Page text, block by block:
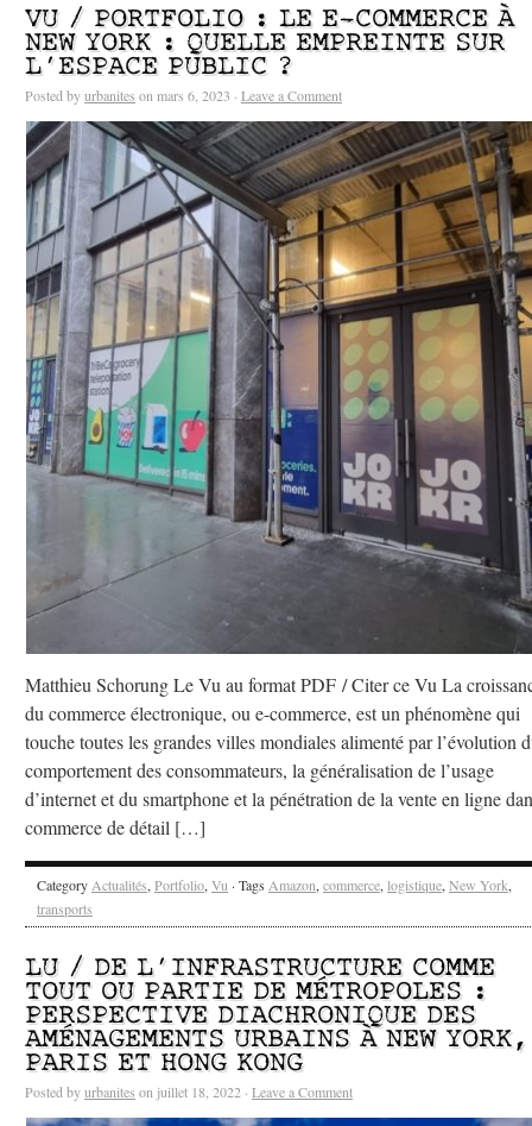
VU / PORTFOLIO : LE E-COMMERCE À
NEW YORK : QUELLE EMPREINTE SUR
L’ESPACE PUBLIC ?
Posted byurbanites on mars 6, 2023 · Leave a Comment
Matthieu Schorung Le Vu au format PDF / Citer ce Vu La
du commerce électronique, ou e-commerce, est un phénomène qui
touche toutes les grandes villes mondiales alimenté par l’évolution
comportement des consommateurs, la généralisation de l’usage
d’internet et du smartphone et la pénétration de la vente en ligne
commerce de détail […]
Category Actualités, Portfolio, Vu · Tags Amazon, commerce, logistique, New York,
transports
LU / DE L’INFRASTRUCTURE COMME
TOUT OU PARTIE DE MÉTROPOLES :
PERSPECTIVE DIACHRONIQUE DES
AMÉNAGEMENTS URBAINS À NEW YORK,
PARIS ET HONG KONG
Posted byurbanites on juillet 18, 2022 · Leave a Comment